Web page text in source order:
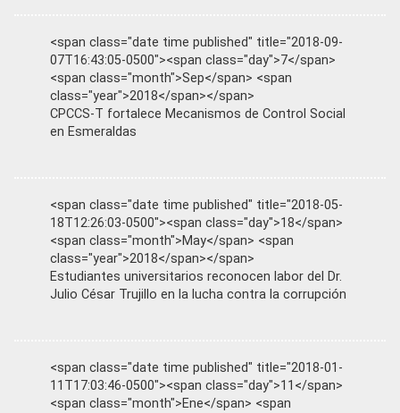
<span class="date time published" title="2018-09-
07T16:43:05-0500"><span class="day">7</span>
<span class="month">Sep</span> <span
class="year">2018</span></span>
CPCCS-T fortalece Mecanismos de Control Social
en Esmeraldas
<span class="date time published" title="2018-05-
18T12:26:03-0500"><span class="day">18</span>
<span class="month">May</span> <span
class="year">2018</span></span>
Estudiantes universitarios reconocen labor del Dr.
Julio César Trujillo en la lucha contra la corrupción
<span class="date time published" title="2018-01-
11T17:03:46-0500"><span class="day">11</span>
<span class="month">Ene</span> <span